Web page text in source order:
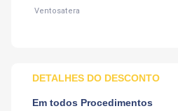
 Ventosatera
DETALHES DO DESCONTO
Em todos Procedimentos